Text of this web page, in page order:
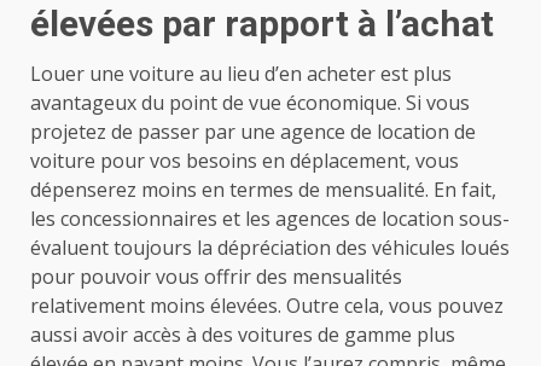
élevées par rapport à l’achat
Louer une voiture au lieu d’en acheter est plus
avantageux du point de vue économique. Si vous
projetez de passer par une agence de location de
voiture pour vos besoins en déplacement, vous
dépenserez moins en termes de mensualité. En fait,
les concessionnaires et les agences de location sous-
évaluent toujours la dépréciation des véhicules loués
pour pouvoir vous offrir des mensualités
relativement moins élevées. Outre cela, vous pouvez
aussi avoir accès à des voitures de gamme plus